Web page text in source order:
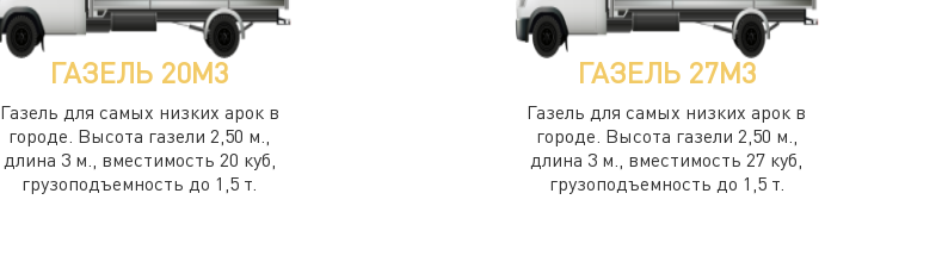
ГАЗЕЛЬ 20М3
Газель для самых низких арок в
городе. Высота газели 2,50 м.,
длина 3 м., вместимость 20 куб,
грузоподъемность до 1,5 т.
ГАЗЕЛЬ 27М3
Газель для самых низких арок в
городе. Высота газели 2,50 м.,
длина 3 м., вместимость 27 куб,
грузоподъемность до 1,5 т.